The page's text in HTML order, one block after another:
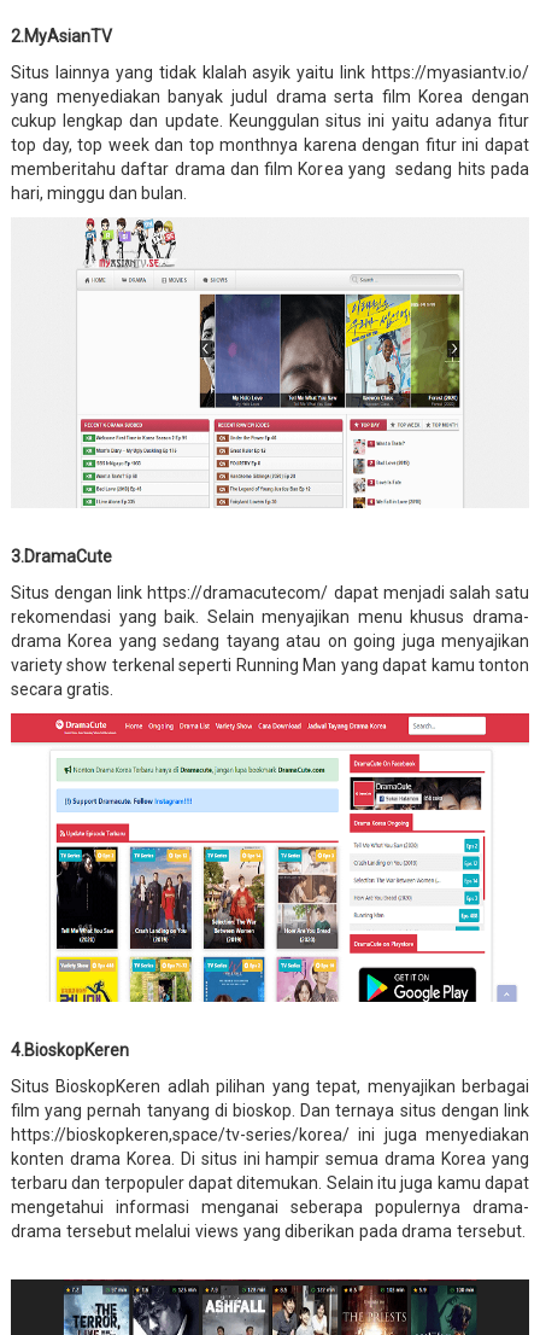
2.MyAsianTV
Situs lainnya yang tidak klalah asyik yaitu link https://myasiantv.io/
yang menyediakan banyak judul drama serta film Korea dengan
cukup lengkap dan update. Keunggulan situs ini yaitu adanya fitur
top day, top week dan top monthnya karena dengan fitur ini dapat
memberitahu daftar drama dan film Korea yang sedang hits pada
hari, minggu dan bulan.
3.DramaCute
Situs dengan link https://dramacutecom/ dapat menjadi salah satu
rekomendasi yang baik. Selain menyajikan menu khusus drama-
drama Korea yang sedang tayang atau on going juga menyajikan
variety show terkenal seperti Running Man yang dapat kamu tonton
secara gratis.
4.BioskopKeren
Situs BioskopKeren adlah pilihan yang tepat, menyajikan berbagai
film yang pernah tanyang di bioskop. Dan ternaya situs dengan link
https://bioskopkeren,space/tv-series/korea/ ini juga menyediakan
konten drama Korea. Di situs ini hampir semua drama Korea yang
terbaru dan terpopuler dapat ditemukan. Selain itu juga kamu dapat
mengetahui informasi menganai seberapa populernya drama-
drama tersebut melalui views yang diberikan pada drama tersebut.